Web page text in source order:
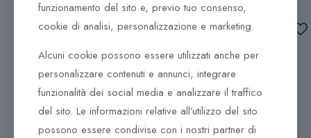
Aggiungi al
Aggiungi al
carrello
Aggiungi al
Aggiungi al
carrello
funzionamento del sito e, previo tuo consenso,
cookie di analisi, personalizzazione e marketing.
Alcuni cookie possono essere utilizzati anche per
personalizzare contenuti e annunci, integrare
funzionalità dei social media e analizzare il traffico
del sito. Le informazioni relative all’utilizzo del sito
possono essere condivise con i nostri partner di